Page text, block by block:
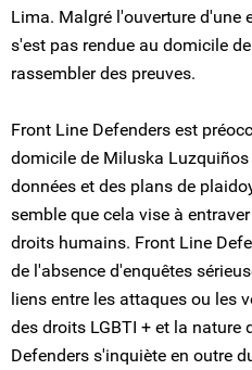
Lima. Malgré l'ouverture d'une
s'est pas rendue au domicile
rassembler des preuves.
Front Line Defenders est
domicile de Miluska Luzquiños
données et des plans de
semble que cela vise à
droits humains. Front Line
de l'absence d'enquêtes
liens entre les attaques ou les
des droits LGBTI + et la nature
Defenders s'inquiète en outre